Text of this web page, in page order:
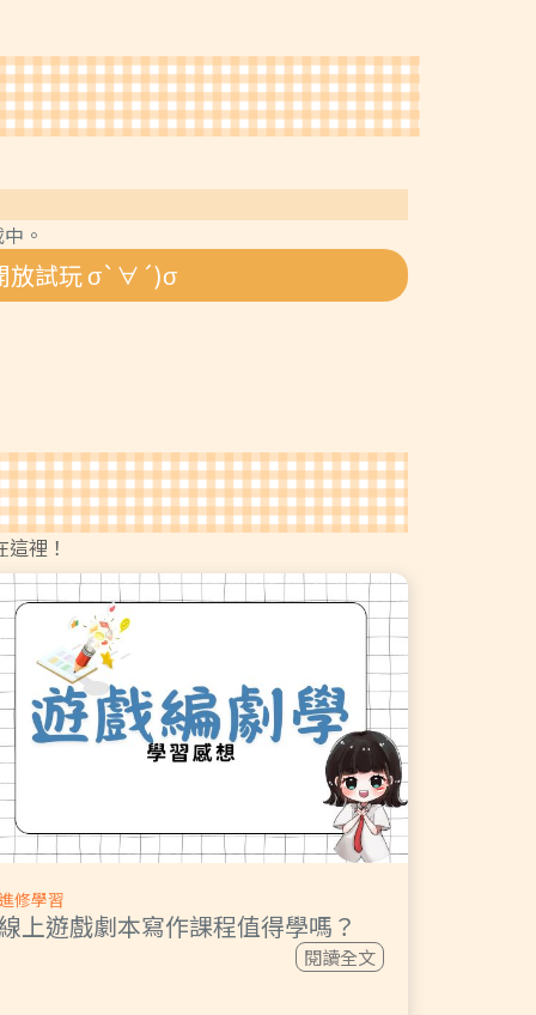
。
放試玩 σ`∀´)σ
裡！
修學習
上遊戲劇本寫作課程值得學嗎？
閱讀全文